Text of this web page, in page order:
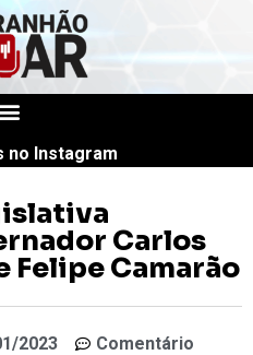
no Instagram
Carlos
Felipe Camarão
2023 Comentário